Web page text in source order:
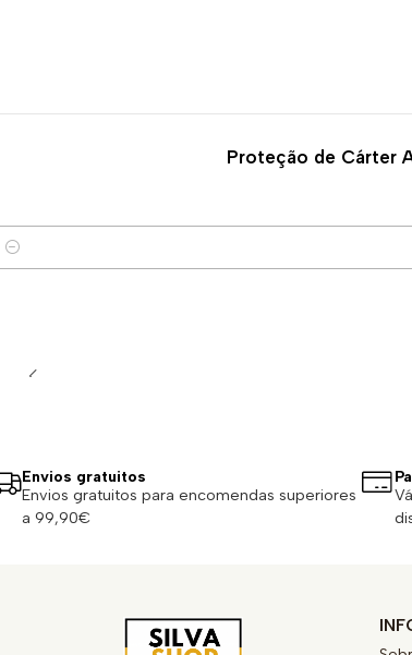
Proteção de Cárter
Envios gratuitos
Envios gratuitos para encomendas superiores
a 99,90€